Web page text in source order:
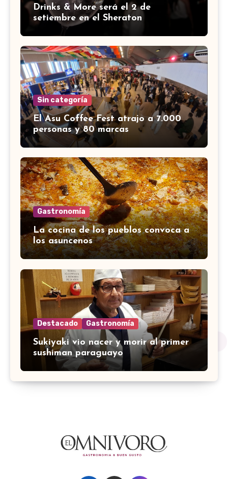
Drinks & More será el 2 de
setiembre en el Sheraton
Sin categoría
El Asu Coffee Fest atrajo a 7.000
personas y 80 marcas
Gastronomía
La cocina de los pueblos convoca a
los asuncenos
Destacado Gastronomía
Sukiyaki vio nacer y morir al primer
sushiman paraguayo